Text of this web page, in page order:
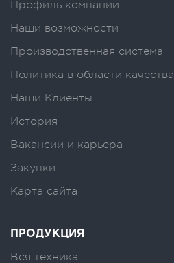
Профиль компании
Наши возможности
Производственная система
Политика в области качества
Наши Клиенты
История
Вакансии и карьера
Закупки
Карта сайта
ПРОДУКЦИЯ
Вся техника